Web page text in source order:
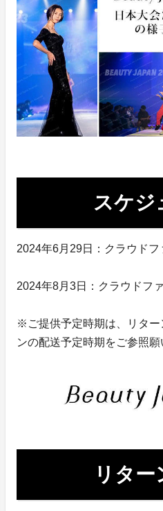
スケジ
2024年6月29日：クラウドフ
2024年8月3日：クラウドフ
※ご提供予定時期は、リタ
ンの配送予定時期をご参照願
リター